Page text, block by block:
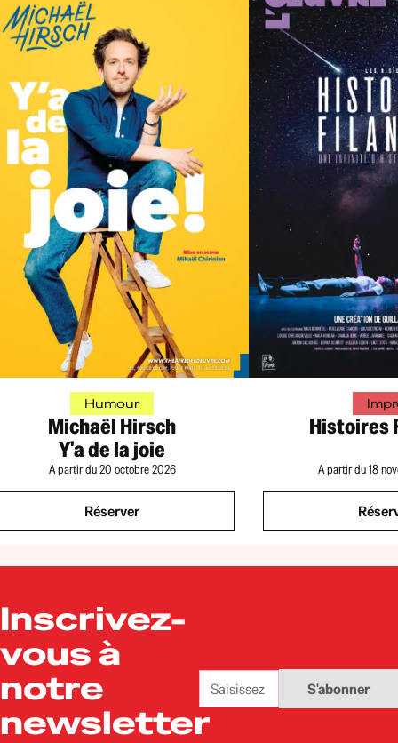
Humour
Michaël Hirsch
Y'a de la joie
A partir du 20 octobre 2026
Réserver
Histoires
A partir du 18
Inscrivez-
vous à
notre
newsletter
Adresse
mail
S'abonner